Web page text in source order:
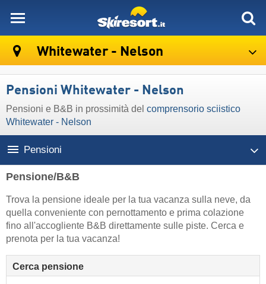
Whitewater - Nelson
Pensioni Whitewater - Nelson
Pensioni e B&B in prossimità del comprensorio sciistico
Whitewater - Nelson
Pensioni
Pensione/B&B
Trova la pensione ideale per la tua vacanza sulla neve, da
quella conveniente con pernottamento e prima colazione
fino all'accogliente B&B direttamente sulle piste. Cerca e
prenota per la tua vacanza!
Cerca pensione